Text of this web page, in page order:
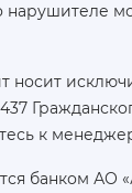
нарушителе
носит
к
банком АО